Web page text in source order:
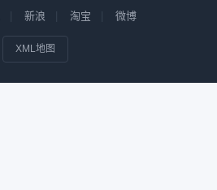
新浪 淘宝 微博
XML地图